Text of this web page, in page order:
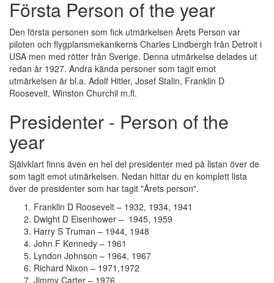
Första Person of the year
Den första personen som fick utmärkelsen Årets Person var
piloten och flygplansmekanikerns Charles Lindbergh från Detroit i
USA men med rötter från Sverige. Denna utmärkelse delades ut
redan år 1927. Andra kända personer som tagit emot
utmärkelsen är bl.a. Adolf Hitler, Josef Stalin, Franklin D
Roosevelt, Winston Churchil m.fl.
Presidenter - Person of the
year
Självklart finns även en hel del presidenter med på listan över de
som tagit emot utmärkelsen. Nedan hittar du en komplett lista
över de presidenter som har tagit "Årets person".
Franklin D Roosevelt – 1932, 1934, 1941
Dwight D Eisenhower – 1945, 1959
Harry S Truman – 1944, 1948
John F Kennedy – 1961
Lyndon Johnson – 1964, 1967
Richard Nixon – 1971,1972
Jimmy Carter – 1976